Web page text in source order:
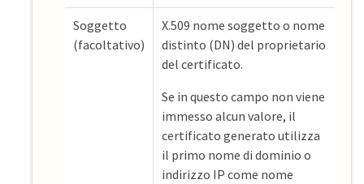
Soggetto
(facoltativo)
X.509 nome soggetto o nome
distinto (DN) del proprietario
del certificato.
Se in questo campo non viene
immesso alcun valore, il
certificato generato utilizza
il primo nome di dominio o
indirizzo IP come nome